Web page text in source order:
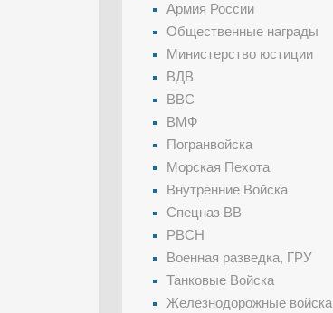
Армия России
Общественные награды
Министерство юстиции
ВДВ
ВВС
ВМФ
Погранвойска
Морская Пехота
Внутренние Войска
Спецназ ВВ
РВСН
Военная разведка, ГРУ
Танковые Войска
Железнодорожные войска